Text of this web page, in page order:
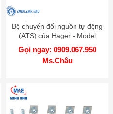
Bộ chuyển đổi nguồn tự động
(ATS) của Hager - Model
HZ159
Gọi ngay: 0909.067.950
Ms.Châu